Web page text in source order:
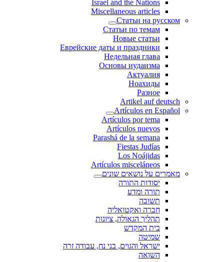
Israel and the Nations
Miscellaneous articles
Статьи на русском
Статьи по темам
Новые статьи
Еврейские даты и праздники
Недельная глава
Основы иудаизма
Актуалия
Ноахиды
Разное
Artikel auf deutsch
Artículos en Español
Artículos por tema
Artículos nuevos
Parashá de la semana
Fiestas Judías
Los Noájidas
Artículos misceláneos
מאמרים על נושאים שונים
יסודות התורה
תורה ומדע
תשובה
חברה ואקטואליה
תהליך הגאולה, ציונות
בית המקדש
שמיטה
ישראל והגוים, בני נח, עבודה זרה
השואה